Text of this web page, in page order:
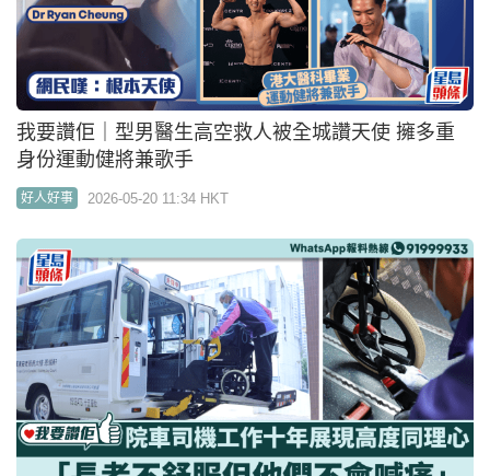
我要讚佢｜院車司機工作十年 對長者展現高度同理
心：他們不舒服但不會喊痛
好人好事 2026-05-16 08:00 HKT